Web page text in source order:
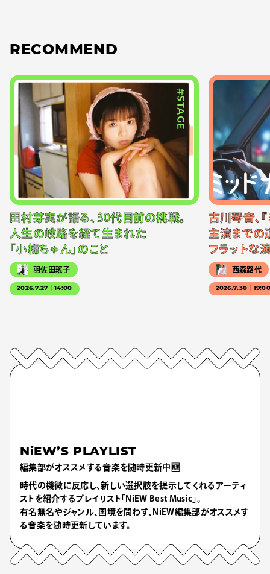
RECOMMEND
#STAGE
田村芽実が語る、30代目前の挑戦。
人生の岐路を経て生まれた
「小梅ちゃん」のこと
羽佐田瑤子
2026.7.27｜14:00
古川琴音、
主演までの
フラットな
西森路代
2026.7.30｜
NiEW’S PLAYLIST
編集部がオススメする音楽を随時更新中🆕
時代の機微に反応し、新しい選択肢を提示してくれるアーティ
ストを紹介するプレイリスト「NiEW Best Music」。
有名無名やジャンル、国境を問わず、NiEW編集部がオススメす
る音楽を随時更新しています。